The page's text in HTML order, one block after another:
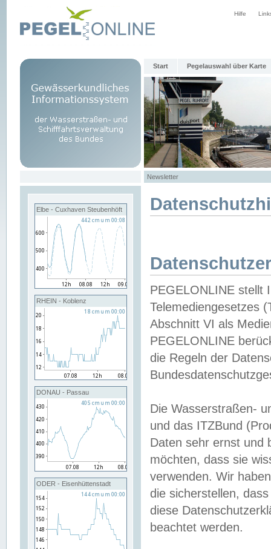
Hilfe
Start Pegelauswahl über Karte
Newsletter
Elbe - Cuxhaven Steubenhöft
RHEIN - Koblenz
DONAU - Passau
ODER - Eisenhüttenstadt
PEGELONLINE stellt
Telemediengesetzes
Abschnitt VI als
PEGELONLINE
die Regeln der
Die Wasserstraßen-
und das ITZBund
Daten sehr ernst und
möchten, dass sie
verwenden. Wir
die sicherstellen,
diese
beachtet werden.